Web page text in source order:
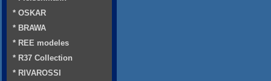
* OSKAR
* BRAWA
* REE modeles
* R37 Collection
* RIVAROSSI